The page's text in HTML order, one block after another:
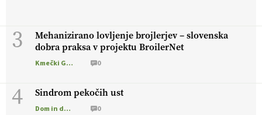
3
Mehanizirano lovljenje brojlerjev – slovenska
dobra praksa v projektu BroilerNet
Kmečki Glas 0
4 Sindrom pekočih ust
Dom in družina 0